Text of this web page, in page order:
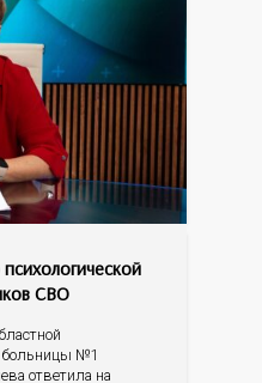
СВО
больницы №1
ответила на